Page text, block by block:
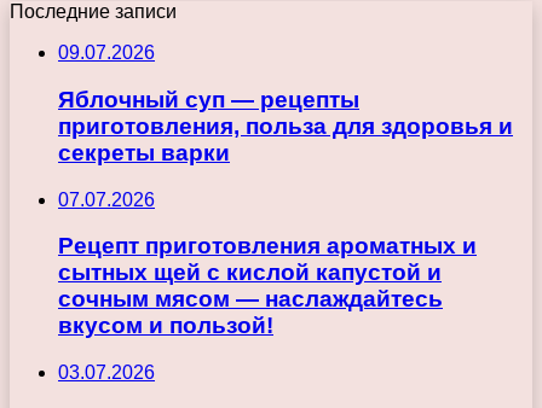
Последние записи
09.07.2026
Яблочный суп — рецепты
приготовления, польза для здоровья и
секреты варки
07.07.2026
Рецепт приготовления ароматных и
сытных щей с кислой капустой и
сочным мясом — наслаждайтесь
вкусом и пользой!
03.07.2026